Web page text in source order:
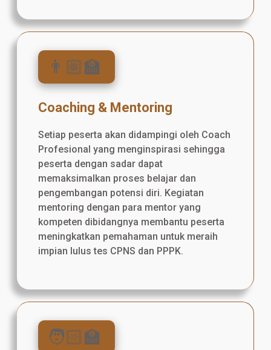
👨🏼‍🏫
Coaching & Mentoring
Setiap peserta akan didampingi oleh Coach
Profesional yang menginspirasi sehingga
peserta dengan sadar dapat
memaksimalkan proses belajar dan
pengembangan potensi diri. Kegiatan
mentoring dengan para mentor yang
kompeten dibidangnya membantu peserta
meningkatkan pemahaman untuk meraih
impian lulus tes CPNS dan PPPK.
🧑🏻‍🏫